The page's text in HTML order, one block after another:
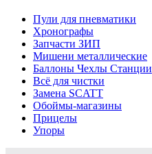
Пули для пневматики
Хронографы
Запчасти ЗИП
Мишени металлические
Баллоны Чехлы Станции
Всё для чистки
Замена SCATT
Обоймы-магазины
Прицелы
Упоры